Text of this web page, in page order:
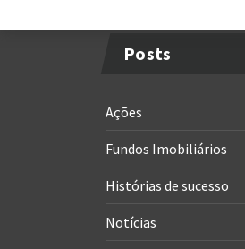
Posts
Ações
Fundos Imobiliários
Histórias de sucesso
Notícias